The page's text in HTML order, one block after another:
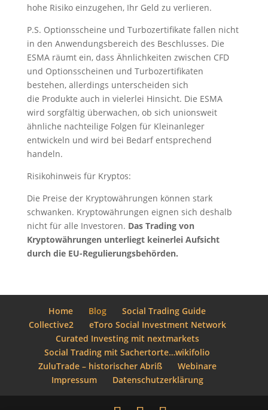
hohe Risiko einzugehen, Ihr Geld zu verlieren.
P.S. Optionsscheine und Turbozertifikate fallen nicht
in den Anwendungsbereich des Beschlusses. Die
ESMA räumt ein, dass Ähnlichkeiten zwischen CFD
und Optionsscheinen und Turbozertifikaten
bestehen, allerdings unterscheiden sich
die Produkte auch in vielerlei Hinsicht. Die ESMA
wird sorgfältig überwachen, ob sich unionsweit
ähnliche nachteilige Folgen für Kleinanleger
entwickeln und wird bei Bedarf entsprechend
handeln.
Risikohinweis für Kryptos:
Die Preise der Kryptowährungen können stark
schwanken. Kryptowährungen eignen sich deshalb
nicht für alle Investoren. Das Trading von
Kryptowährungen unterliegt keinerlei Aufsicht
durch die EU-Regulierungsbehörden.
Home Blog
Social Trading Guide
Collective2
eToro Social Investment Network
Curated Investing mit nextmarkets
Social Trading mit Sachertorte…wikifolio
ZuluTrade – historischer Abriß
Webinare
Impressum
Datenschutzerklärung